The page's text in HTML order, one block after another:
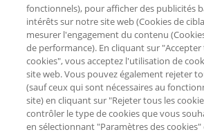
fonctionnels), pour afficher des publicités
intérêts sur notre site web (Cookies de
mesurer l'engagement du contenu
de performance). En cliquant sur "Accepter
cookies", vous acceptez l'utilisation de
site web. Vous pouvez également rejeter
(sauf ceux qui sont nécessaires au
site) en cliquant sur "Rejeter tous les
contrôler le type de cookies que vous
en sélectionnant "Paramètres des cookies"